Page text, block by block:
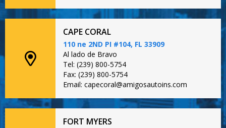
CAPE CORAL
110 ne 2ND PI #104, FL 33909
Al lado de Bravo
Tel: (239) 800-5754
Fax: (239) 800-5754
Email: capecoral@amigosautoins.com
FORT MYERS